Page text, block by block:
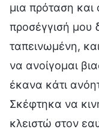
μια πρόταση
προσέγγισή μου
ταπεινωμένη,
να ανοίγομαι
έκανα κάτι
Σκέφτηκα να
κλειστώ στον